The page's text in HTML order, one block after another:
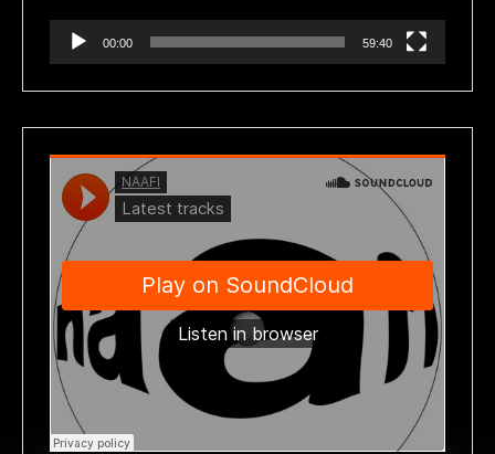
00:00 59:40